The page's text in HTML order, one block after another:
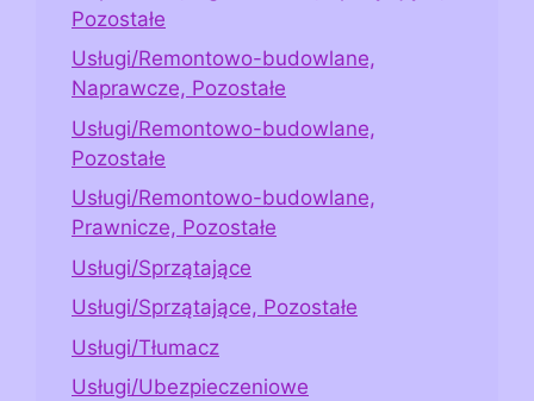
Pozostałe
Usługi/Remontowo-budowlane,
Naprawcze, Pozostałe
Usługi/Remontowo-budowlane,
Pozostałe
Usługi/Remontowo-budowlane,
Prawnicze, Pozostałe
Usługi/Sprzątające
Usługi/Sprzątające, Pozostałe
Usługi/Tłumacz
Usługi/Ubezpieczeniowe